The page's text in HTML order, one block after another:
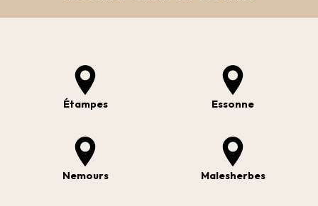
Étampes Essonne
Nemours Malesherbes